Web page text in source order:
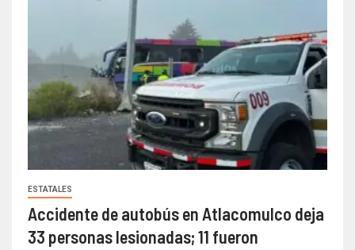
ESTATALES
Accidente de autobús en Atlacomulco deja
33 personas lesionadas; 11 fueron